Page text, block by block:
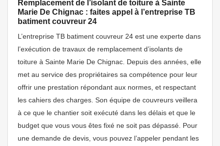
Remplacement de l’isolant de toiture à Sainte
Marie De Chignac : faites appel à l’entreprise TB
batiment couvreur 24
L’entreprise TB batiment couvreur 24 est une experte dans
l’exécution de travaux de remplacement d’isolants de
toiture à Sainte Marie De Chignac. Depuis des années, elle
met au service des propriétaires sa compétence pour leur
offrir une prestation répondant aux normes, et respectant
les cahiers des charges. Son équipe de couvreurs veillera
à ce que le chantier soit exécuté dans les délais et que le
budget que vous vous êtes fixé ne soit pas dépassé. Pour
une demande de devis, vous pouvez l’appeler pendant les